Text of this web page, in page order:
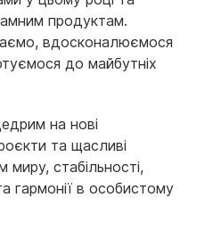
продуктам.
вдосконалюємося
до майбутніх
на нові
та щасливі
стабільності,
гармонії в особистому